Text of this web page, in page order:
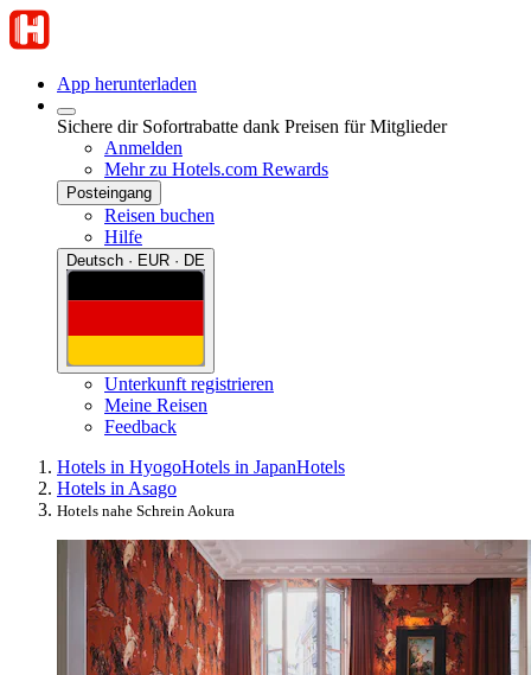
App herunterladen
Sichere dir Sofortrabatte dank Preisen für Mitglieder
Anmelden
Mehr zu Hotels.com Rewards
Posteingang
Reisen buchen
Hilfe
Deutsch · EUR · DE
Unterkunft registrieren
Meine Reisen
Feedback
Hotels in HyogoHotels in JapanHotels
Hotels in Asago
Hotels nahe Schrein Aokura